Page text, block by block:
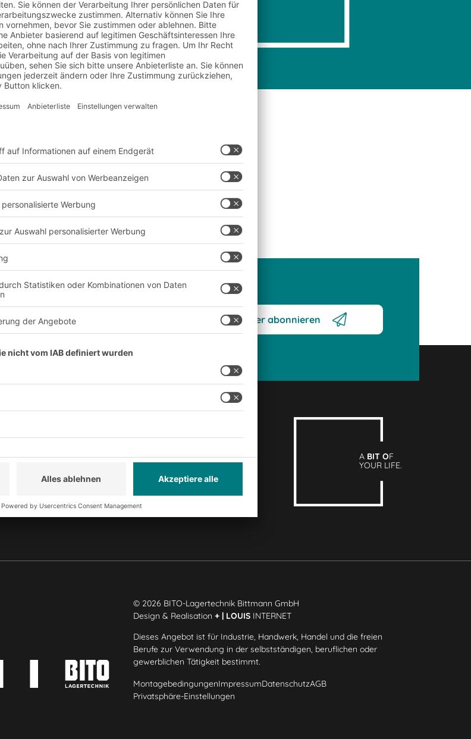
Referenzen Fashion
Fashion
Neuheiten
Newsletter abonnieren
A BIT OF
YOUR LIFE.
© 2026 BITO-Lagertechnik Bittmann GmbH
Design & Realisation+ | LOUIS INTERNET
Dieses Angebot ist für Industrie, Handwerk, Handel und die freien
Berufe zur Verwendung in der selbstständigen, beruflichen oder
gewerblichen Tätigkeit bestimmt.
MontagebedingungenImpressumDatenschutzAGB
Privatsphäre-Einstellungen